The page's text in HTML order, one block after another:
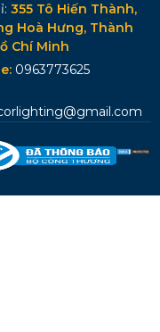
355 Tô Hiến Thành,
Hoà Hưng, Thành
Chí Minh
0963773625